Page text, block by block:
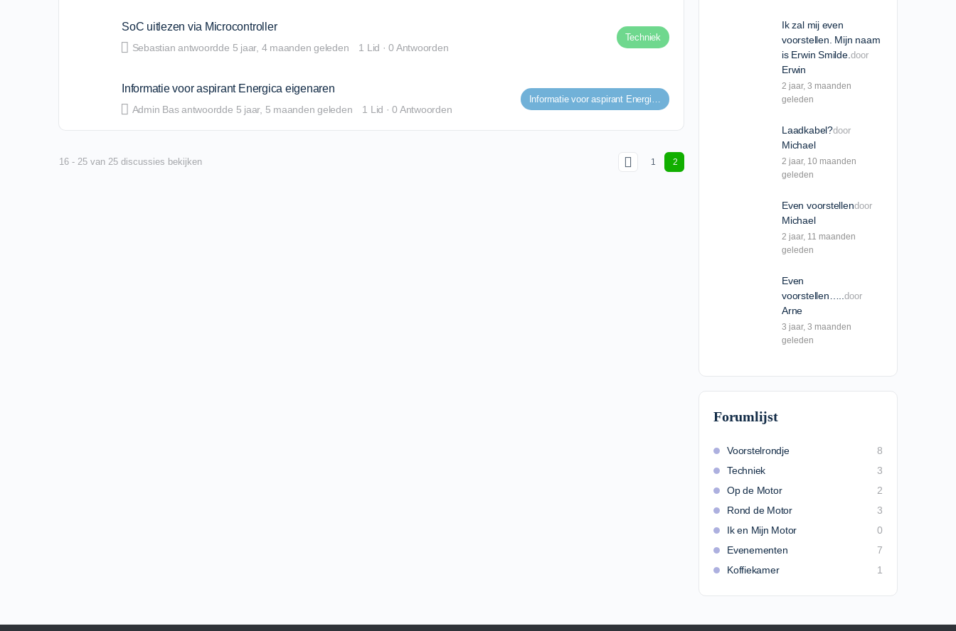
SoC uitlezen via Microcontroller
Sebastian antwoordde 5 jaar​, 4 maanden geleden 1 Lid · 0 Antwoorden
Techniek
Informatie voor aspirant Energica eigenaren
Admin Bas antwoordde 5 jaar​, 5 maanden geleden 1 Lid · 0 Antwoorden
Informatie voor aspirant Energica eigenaren
16 - 25 van 25 discussies bekijken 1 2
Ik zal mij even
voorstellen. Mijn naam
is Erwin Smilde. door
Erwin
2 jaar​, 3 maanden
geleden
Laadkabel?door
Michael
2 jaar​, 10 maanden
geleden
Even voorstellendoor
Michael
2 jaar​, 11 maanden
geleden
Even
voorstellen…..door
Arne
3 jaar​, 3 maanden
geleden
Forumlijst
Voorstelrondje
8
Techniek
3
Op de Motor
2
Rond de Motor
3
Ik en Mijn Motor
0
Evenementen
7
Koffiekamer
1